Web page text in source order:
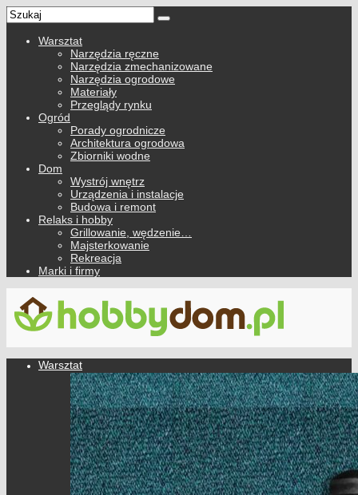
Warsztat
Narzędzia ręczne
Narzędzia zmechanizowane
Narzędzia ogrodowe
Materiały
Przeglądy rynku
Ogród
Porady ogrodnicze
Architektura ogrodowa
Zbiorniki wodne
Dom
Wystrój wnętrz
Urządzenia i instalacje
Budowa i remont
Relaks i hobby
Grillowanie, wędzenie…
Majsterkowanie
Rekreacja
Marki i firmy
Warsztat